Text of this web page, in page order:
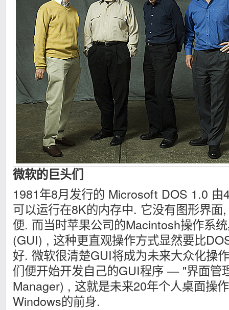
微软的巨头们
1981年8月发行的 Microsoft DOS 1.0 由
可以运行在8K的内存中. 它没有图形界面
便. 而当时苹果公司的Macintosh操作系
(GUI) , 这种更直观操作方式显然要比
好. 微软很清楚GUI将成为未来大众化操
们便开始开发自己的GUI程序 — "界面管
Manager) , 这就是未来20年个人桌面操
Windows的前身.